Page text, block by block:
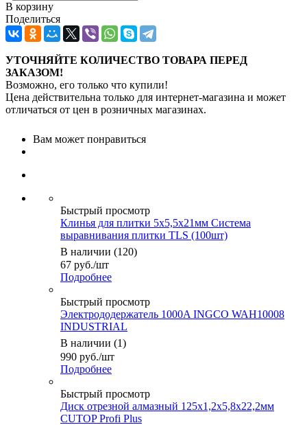
В корзину
Поделиться
УТОЧНЯЙТЕ КОЛИЧЕСТВО ТОВАРА ПЕРЕД
ЗАКАЗОМ!
Возможно, его только что купили!
Цена действительна только для интернет-магазина и может
отличаться от цен в розничных магазинах.
Вам может понравиться
Быстрый просмотр
Клинья для плитки 5х5,5х21мм Система
выравнивания плитки TLS (100шт)
В наличии (120)
67 руб./шт
Подробнее
Быстрый просмотр
Электрододержатель 1000A INGCO WAH10008
INDUSTRIAL
В наличии (1)
990 руб./шт
Подробнее
Быстрый просмотр
Диск отрезной алмазный 125х1,2х5,8х22,2мм
CUTOP Profi Plus